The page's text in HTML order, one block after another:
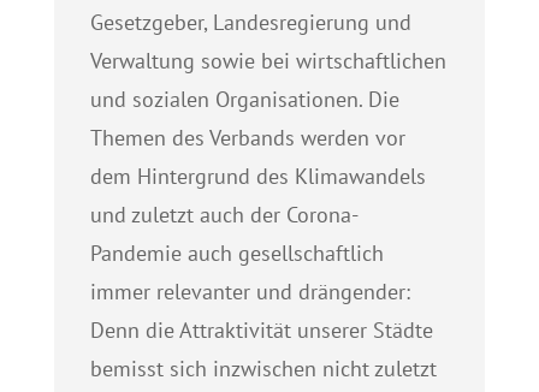
Gesetzgeber, Landesregierung und
Verwaltung sowie bei wirtschaftlichen
und sozialen Organisationen. Die
Themen des Verbands werden vor
dem Hintergrund des Klimawandels
und zuletzt auch der Corona-
Pandemie auch gesellschaftlich
immer relevanter und drängender:
Denn die Attraktivität unserer Städte
bemisst sich inzwischen nicht zuletzt